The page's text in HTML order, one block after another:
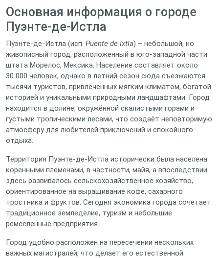
Основная информация о городе
Пуэнте-де-Истла
Пуэнте-де-Истла (исп. Puente de Ixtla) – небольшой, но
живописный город, расположенный в юго‑западной части
штата Морелос, Мексика. Население составляет около
30 000 человек, однако в летний сезон сюда съезжаются
тысячи туристов, привлечённых мягким климатом, богатой
историей и уникальными природными ландшафтами. Город
находится в долине, окружённой скалистыми горами и
густыми тропическими лесами, что создаёт неповторимую
атмосферу для любителей приключений и спокойного
отдыха.
Территория Пуэнте-де-Истла исторически была населена
коренными племенами, в частности, майя, а впоследствии
здесь развивалось сельскохозяйственное хозяйство,
ориентированное на выращивание кофе, сахарного
тростника и фруктов. Сегодня экономика города сочетает
традиционное земледелие, туризм и небольшие
ремесленные предприятия.
Город удобно расположен на пересечении нескольких
важных магистралей, что делает его естественной